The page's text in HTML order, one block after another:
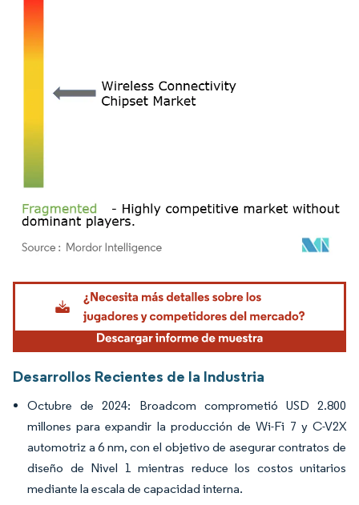
Imagen © Mordor Intelligence. El uso requiere atribución según CC BY 4.0.
Desarrollos Recientes de la Industria
Octubre de 2024: Broadcom comprometió USD 2.800
millones para expandir la producción de Wi-Fi 7 y C-V2X
automotriz a 6 nm, con el objetivo de asegurar contratos de
diseño de Nivel 1 mientras reduce los costos unitarios
mediante la escala de capacidad interna.